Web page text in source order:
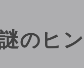
のヒ